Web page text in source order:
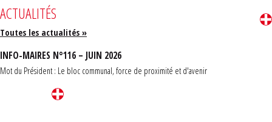
ACTUALITÉS
Toutes les actualités »
INFO-MAIRES N°116 – JUIN 2026
Mot du Président : Le bloc communal, force de proximité et d'avenir